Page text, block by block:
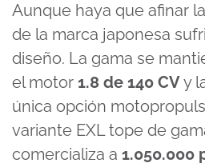
Aunque haya que afinar
de la marca japonesa
diseño. La gama se
el motor 1.8 de 140 CVy
única opción
variante EXL tope de
comercializa a 1.050.000